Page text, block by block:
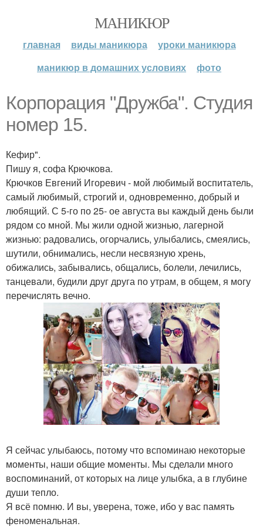
МАНИКЮР
главная виды маникюра
уроки маникюра
маникюр в домашних условиях
фото
Корпорация "Дружба". Студия
номер 15.
Кефир".
Пишу я, софа Крючкова.
Крючков Евгений Игоревич - мой любимый воспитатель,
самый любимый, строгий и, одновременно, добрый и
любящий. С 5-го по 25- ое августа вы каждый день были
рядом со мной. Мы жили одной жизнью, лагерной
жизнью: радовались, огорчались, улыбались, смеялись,
шутили, обнимались, несли несвязную хрень,
обижались, забывались, общались, болели, лечились,
танцевали, будили друг друга по утрам, в общем, я могу
перечислять вечно.
Я сейчас улыбаюсь, потому что вспоминаю некоторые
моменты, наши общие моменты. Мы сделали много
воспоминаний, от которых на лице улыбка, а в глубине
души тепло.
Я всё помню. И вы, уверена, тоже, ибо у вас память
феноменальная.